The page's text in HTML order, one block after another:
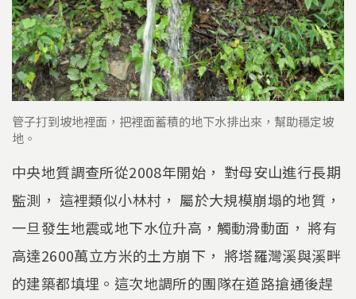
管子打到坡地裡面，把裡面蓄積的地下水排出來，幫助穩定坡
地。
中央地質調查所從2008年開始， 對母安山進行長期
監測， 這裡類似小林村， 屬於大規模崩塌的地質，
一旦發生地震或地下水位升高，觸動滑動面， 將有
高達2600萬立方米的土方崩下， 將塔羅灣溪與溪畔
的建築都填埋。這次地調所的團隊在道路搶通後趕